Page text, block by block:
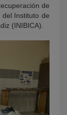
de
del Instituto de
(INIBICA).